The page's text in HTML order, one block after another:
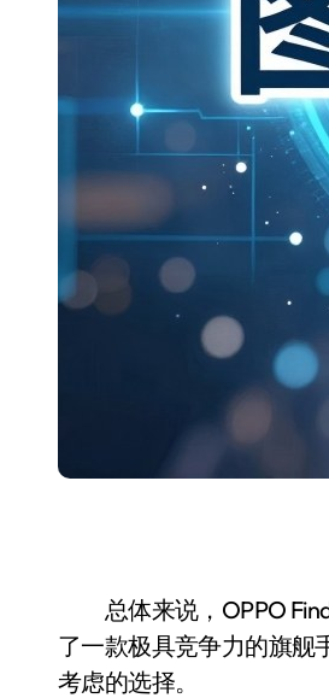
总体来说，OPPO Find
了一款极具竞争力的旗舰
考虑的选择。